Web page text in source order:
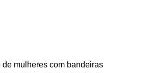
mulheres com bandeiras